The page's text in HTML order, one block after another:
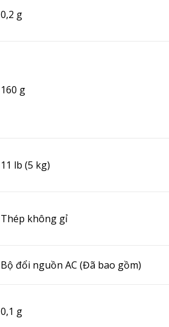
0,2 g
160 g
11 lb (5 kg)
Thép không gỉ
Bộ đổi nguồn AC (Đã bao gồm)
0,1 g